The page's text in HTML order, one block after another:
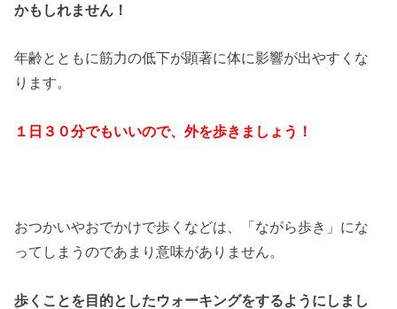
かもしれません！
年齢とともに筋力の低下が顕著に体に影響が出やすくな
ります。
１日３０分でもいいので、外を歩きましょう！
おつかいやおでかけで歩くなどは、「ながら歩き」にな
ってしまうのであまり意味がありません。
歩くことを目的としたウォーキングをするようにしまし